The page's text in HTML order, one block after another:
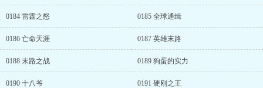
0184 雷霆之怒 0185 全球通缉
0186 亡命天涯 0187 英雄末路
0188 末路之战 0189 狗蛋的实力
0190 十八爷 0191 硬刚之王